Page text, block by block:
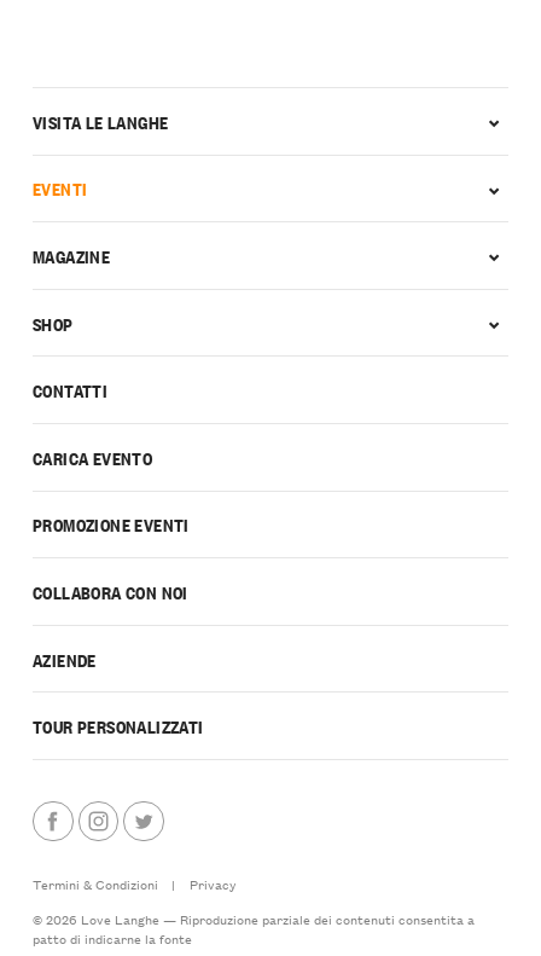
CONTATTI
CARICA EVENTO
PROMOZIONE EVENTI
COLLABORA CON NOI
AZIENDE
TOUR PERSONALIZZATI
VISITA LE LANGHE
EVENTI
MAGAZINE
SHOP
Termini & Condizioni |
Privacy
© 2026 Love Langhe — Riproduzione parziale dei contenuti consentita a
patto di indicarne la fonte